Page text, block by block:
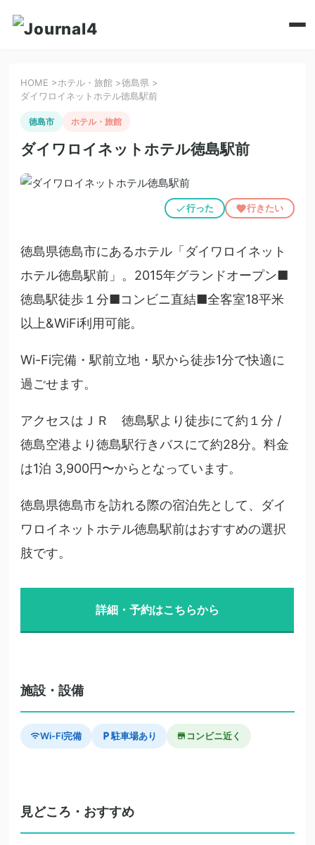
HOME >ホテル・旅館 >徳島県 >
ダイワロイネットホテル徳島駅前
徳島市 ホテル・旅館
ダイワロイネットホテル徳島駅前
行った 行きたい
徳島県徳島市にあるホテル「ダイワロイネット
ホテル徳島駅前」。2015年グランドオープン■
徳島駅徒歩１分■コンビニ直結■全客室18平米
以上&WiFi利用可能。
Wi-Fi完備・駅前立地・駅から徒歩1分で快適に
過ごせます。
アクセスはＪＲ 徳島駅より徒歩にて約１分 /
徳島空港より徳島駅行きバスにて約28分。料金
は1泊 3,900円〜からとなっています。
徳島県徳島市を訪れる際の宿泊先として、ダイ
ワロイネットホテル徳島駅前はおすすめの選択
肢です。
詳細・予約はこちらから
施設・設備
Wi-Fi完備 駐車場あり コンビニ近く
見どころ・おすすめ